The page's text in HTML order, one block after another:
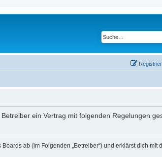
ein Vertrag mit folgenden Regelungen
ab (im Folgenden „Betreiber“) und erklärst dich mit